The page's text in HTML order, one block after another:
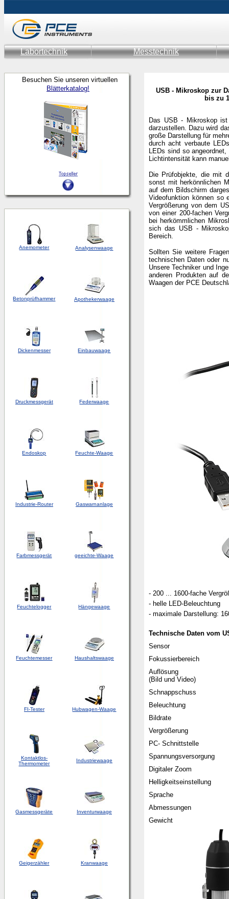
Labortechnik Messtechnik
Besuchen Sie unseren virtuellen
Blätterkatalog!
Anemometer Analysenwaage
Betonprüfhammer Apothekerwaage
Dickenmesser Einbauwaage
Druckmessgerät Federwaage
Endoskop Feuchte-Waage
Industrie-Router Gaswarnanlage
Farbmessgerät geeichte-Waage
Feuchtelogger Hängewaage
Feuchtemesser Haushaltswaage
FI-Tester Hubwagen-Waage
Kontaktlos-
Thermometer
Industriewaage
Gasmessgeräte Inventurwaage
Geigerzähler Kranwaage
USB - Mikroskop zur
bis zu
Das USB - Mikroskop ist
darzustellen. Dazu wird
große Darstellung für
durch acht verbaute
LEDs sind so
Lichtintensität kann
Die Prüfobjekte, die mit
sonst mit herkönnlichen
auf dem Bildschirm
Videofunktion können so
Vergrößerung von dem
von einer 200-fachen
bei herkömmlichen
sich das USB -
Bereich.
Sollten Sie weitere
technischen Daten oder
Unsere Techniker und
anderen Produkten auf
Waagen der PCE
- 200 ... 1600-fache
- helle LED-Beleuchtung
- maximale Darstellung:
Technische Daten vom
Sensor
Fokussierbereich
Auflösung
(Bild und Video)
Schnappschuss
Beleuchtung
Bildrate
Vergrößerung
PC- Schnittstelle
Spannungsversorgung
Digitaler Zoom
Helligkeitseinstellung
Sprache
Abmessungen
Gewicht